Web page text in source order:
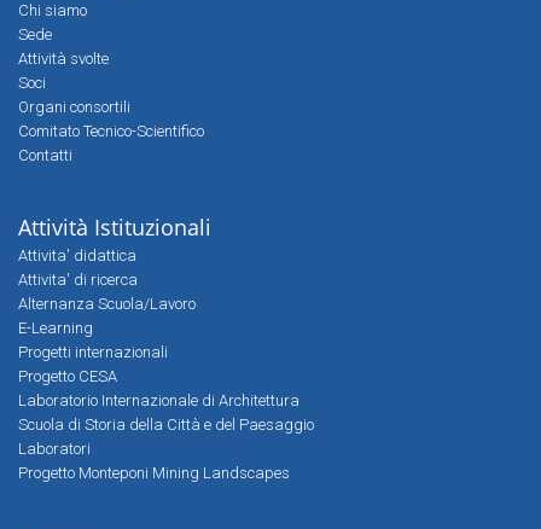
Chi siamo
Sede
Attività svolte
Soci
Organi consortili
Comitato Tecnico-Scientifico
Contatti
Attività Istituzionali
Attivita' didattica
Attivita' di ricerca
Alternanza Scuola/Lavoro
E-Learning
Progetti internazionali
Progetto CESA
Laboratorio Internazionale di Architettura
Scuola di Storia della Città e del Paesaggio
Laboratori
Progetto Monteponi Mining Landscapes